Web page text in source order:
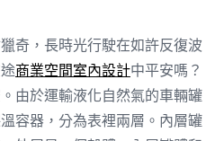
奇，長時光行駛在如許反復波
商業空間室內設計中平安嗎？
由於運輸液化自然氣的車輛罐
容器，分為表裡兩層。內層罐